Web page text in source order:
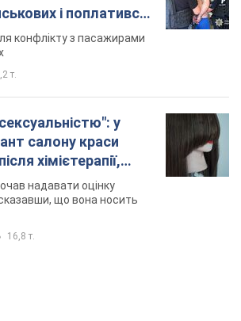
і поплатився.
конфлікту з пасажирами
т.
у
салону краси
хімієтерапії,
Фото
надавати оцінку
що вона носить
16,8 т.